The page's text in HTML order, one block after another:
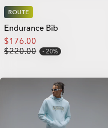
ROUTE
Endurance Bib
$176.00
$220.00
20%